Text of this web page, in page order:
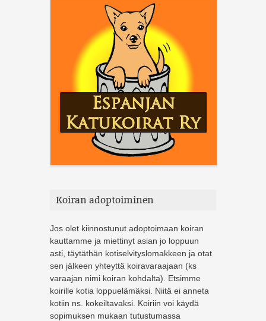
Koiran adoptoiminen
Jos olet kiinnostunut adoptoimaan koiran
kauttamme ja miettinyt asian jo loppuun
asti, täytäthän kotiselvityslomakkeen ja otat
sen jälkeen yhteyttä koiravaraajaan (ks
varaajan nimi koiran kohdalta). Etsimme
koirille kotia loppuelämäksi. Niitä ei anneta
kotiin ns. kokeiltavaksi. Koiriin voi käydä
sopimuksen mukaan tutustumassa